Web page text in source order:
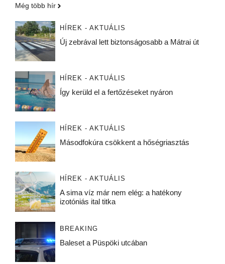
Még több hír
HÍREK - AKTUÁLIS
Új zebrával lett biztonságosabb a Mátrai út
HÍREK - AKTUÁLIS
Így kerüld el a fertőzéseket nyáron
HÍREK - AKTUÁLIS
Másodfokúra csökkent a hőségriasztás
HÍREK - AKTUÁLIS
A sima víz már nem elég: a hatékony
izotóniás ital titka
BREAKING
Baleset a Püspöki utcában